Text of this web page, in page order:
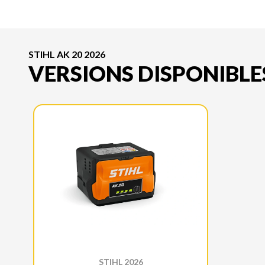
STIHL AK 20 2026
VERSIONS
STIHL 2026